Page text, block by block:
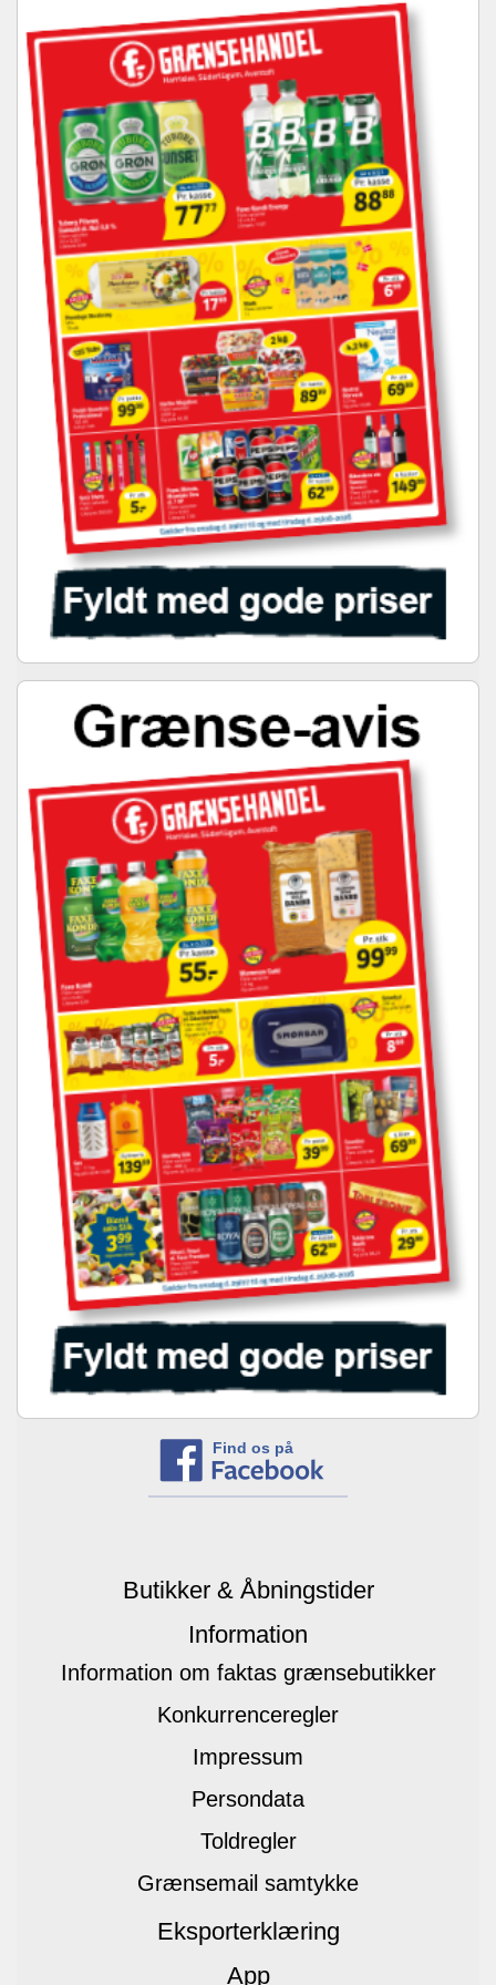
Find os på
Butikker & Åbningstider
Information
Information om faktas grænsebutikker
Konkurrenceregler
Impressum
Persondata
Toldregler
Grænsemail samtykke
Eksporterklæring
App